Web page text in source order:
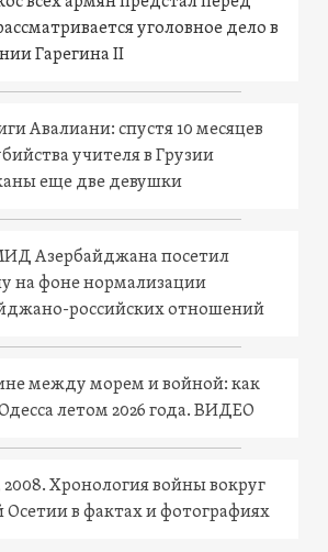
уголовное дело в
Гарегина II
Авалиани: спустя 10 месяцев
учителя в Грузии
еще две девушки
Азербайджана посетил
на фоне нормализации
российских отношений
между морем и войной: как
летом 2026 года. ВИДЕО
2008. Хронология войны вокруг
в фактах и фотографиях